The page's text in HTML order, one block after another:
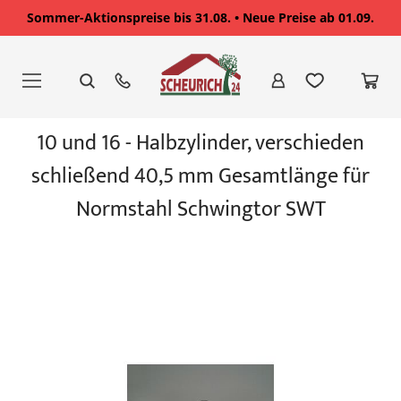
Sommer-Aktionspreise bis 31.08. • Neue Preise ab 01.09.
springen
Bildgalerie
10 und 16 - Halbzylinder, verschieden
schließend 40,5 mm Gesamtlänge für
Normstahl Schwingtor SWT